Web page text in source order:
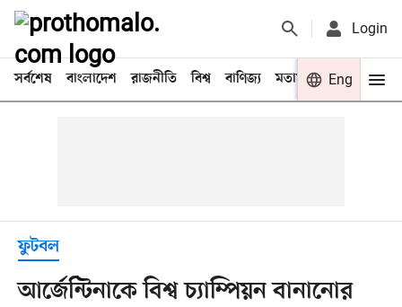
Login
সর্বশেষ বাংলাদেশ রাজনীতি বিশ্ব বাণিজ্য মতামত খেলা
Eng
ফুটবল
আর্জেন্টিনাকে বিশ্ব চ্যাম্পিয়ন বানানোর